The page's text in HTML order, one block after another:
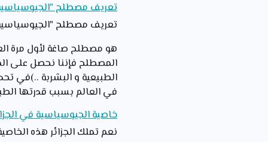
تعريف مصطلح
تعريف مصطلح
هو مصطلح صاغة لأول مرة
المصطلح فإننا نحصل على
الطبيعية و البشربة ..)في
في العالم بسبب قدرتها
خاصية الجيوسياسية في
نعم تملك الجزائر هذه